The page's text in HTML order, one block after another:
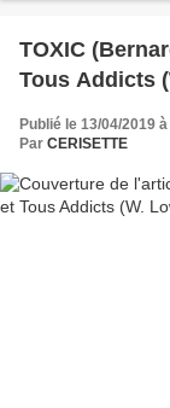
TOXIC
Tous Addicts
Publié le 13/04/2019
Par CERISETTE